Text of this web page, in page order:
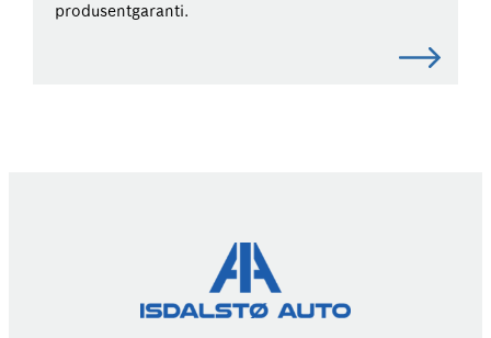
produsentgaranti.